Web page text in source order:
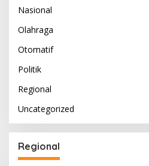
Nasional
Olahraga
Otomatif
Politik
Regional
Uncategorized
Regional